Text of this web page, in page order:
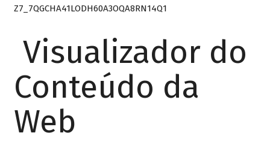
Z7_7QGCHA41LODH60A3OQA8RN14Q1
Visualizador do
Conteúdo da
Web